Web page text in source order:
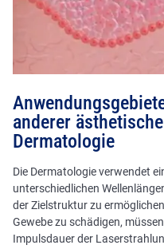
anderer
Dermatologie
Die Dermatologie verwendet
unterschiedlichen
der Zielstruktur zu
Gewebe zu schädigen,
Impulsdauer der